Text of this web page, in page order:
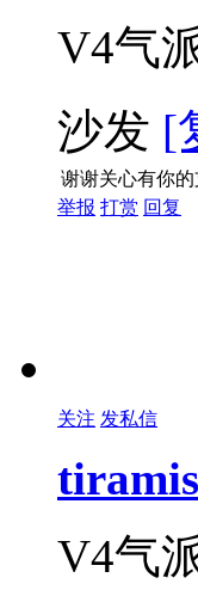
V4气
沙发 [
谢谢关心有你的
举报 打赏 回复
关注 发私信
V4气